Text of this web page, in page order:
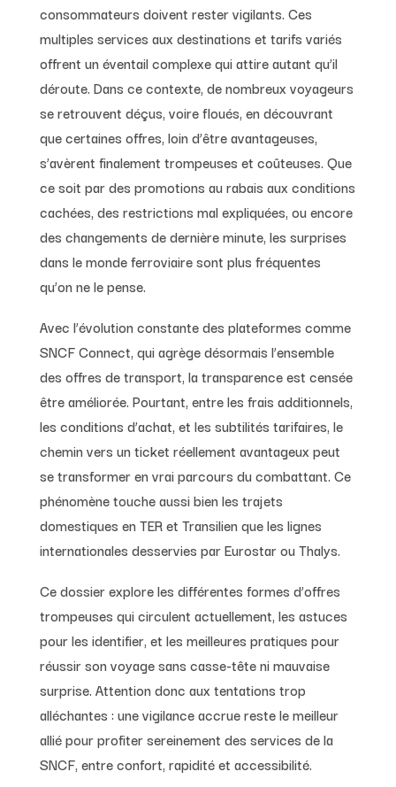
consommateurs doivent rester vigilants. Ces
multiples services aux destinations et tarifs variés
offrent un éventail complexe qui attire autant qu’il
déroute. Dans ce contexte, de nombreux voyageurs
se retrouvent déçus, voire floués, en découvrant
que certaines offres, loin d’être avantageuses,
s’avèrent finalement trompeuses et coûteuses. Que
ce soit par des promotions au rabais aux conditions
cachées, des restrictions mal expliquées, ou encore
des changements de dernière minute, les surprises
dans le monde ferroviaire sont plus fréquentes
qu’on ne le pense.
Avec l’évolution constante des plateformes comme
SNCF Connect, qui agrège désormais l’ensemble
des offres de transport, la transparence est censée
être améliorée. Pourtant, entre les frais additionnels,
les conditions d’achat, et les subtilités tarifaires, le
chemin vers un ticket réellement avantageux peut
se transformer en vrai parcours du combattant. Ce
phénomène touche aussi bien les trajets
domestiques en TER et Transilien que les lignes
internationales desservies par Eurostar ou Thalys.
Ce dossier explore les différentes formes d’offres
trompeuses qui circulent actuellement, les astuces
pour les identifier, et les meilleures pratiques pour
réussir son voyage sans casse-tête ni mauvaise
surprise. Attention donc aux tentations trop
alléchantes : une vigilance accrue reste le meilleur
allié pour profiter sereinement des services de la
SNCF, entre confort, rapidité et accessibilité.